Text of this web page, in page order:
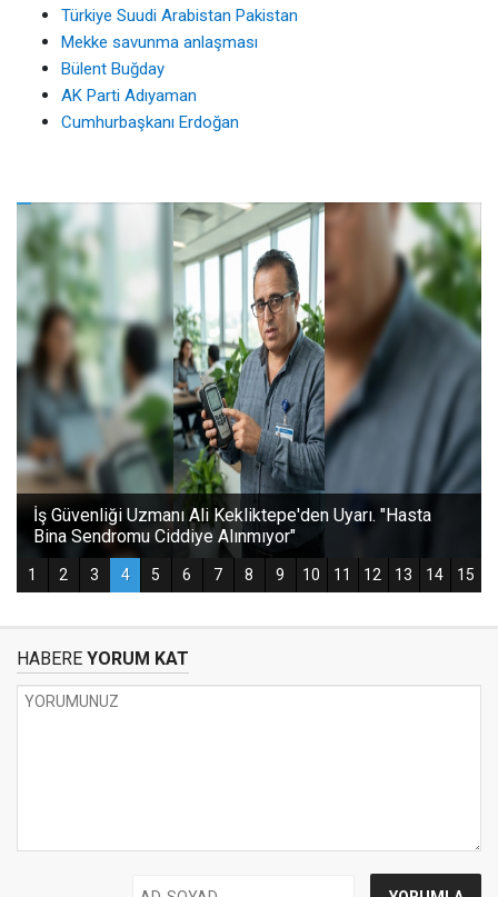
Türkiye Suudi Arabistan Pakistan
Mekke savunma anlaşması
Bülent Buğday
AK Parti Adıyaman
Cumhurbaşkanı Erdoğan
HABERE YORUM KAT